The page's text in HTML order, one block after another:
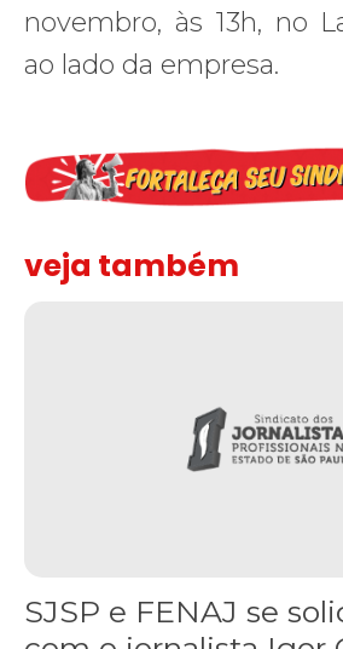
novembro, às 13h, no
ao lado da empresa.
veja também
SJSP e FENAJ se